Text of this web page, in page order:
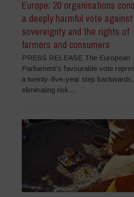
Europe: 20 organisations
a deeply harmful vote
sovereignty and the rights of
farmers and consumers
PRESS RELEASE The European
Parliament’s favourable vote
a twenty-five-year step backwards,
eliminating risk...